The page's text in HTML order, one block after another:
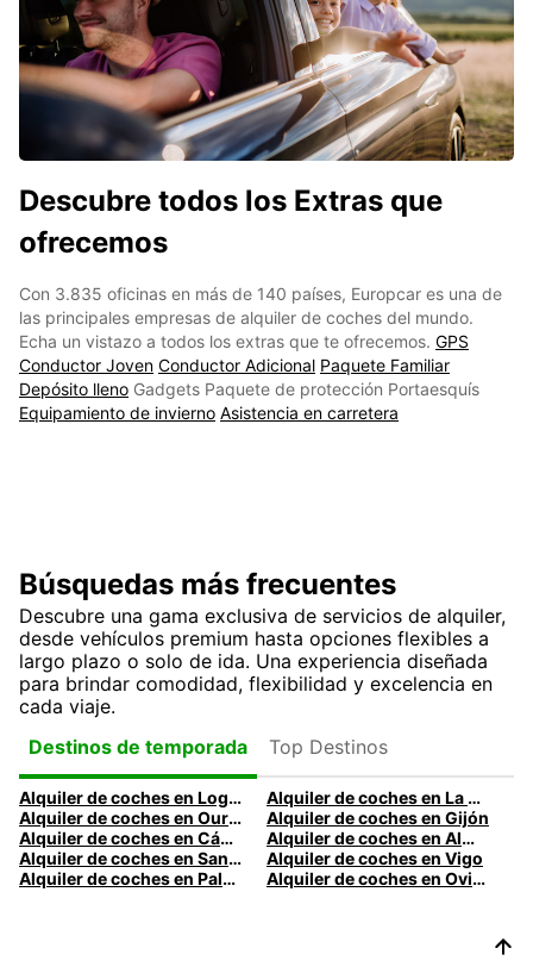
Descubre todos los Extras que
ofrecemos
Con 3.835 oficinas en más de 140 países, Europcar es una de
las principales empresas de alquiler de coches del mundo.
Echa un vistazo a todos los extras que te ofrecemos. GPS
Conductor Joven Conductor Adicional Paquete Familiar
Depósito lleno Gadgets Paquete de protección Portaesquís
Equipamiento de invierno Asistencia en carretera
Búsquedas más frecuentes
Descubre una gama exclusiva de servicios de alquiler,
desde vehículos premium hasta opciones flexibles a
largo plazo o solo de ida. Una experiencia diseñada
para brindar comodidad, flexibilidad y excelencia en
cada viaje.
Destinos de temporada
Top Destinos
Alquiler de coches en Logroño
Alquiler de coches en La Coruña
Alquiler de coches en Ourense
Alquiler de coches en Gijón
Alquiler de coches en Cádiz
Alquiler de coches en Almería
Alquiler de coches en Santander
Alquiler de coches en Vigo
Alquiler de coches en Palma
Alquiler de coches en Oviedo